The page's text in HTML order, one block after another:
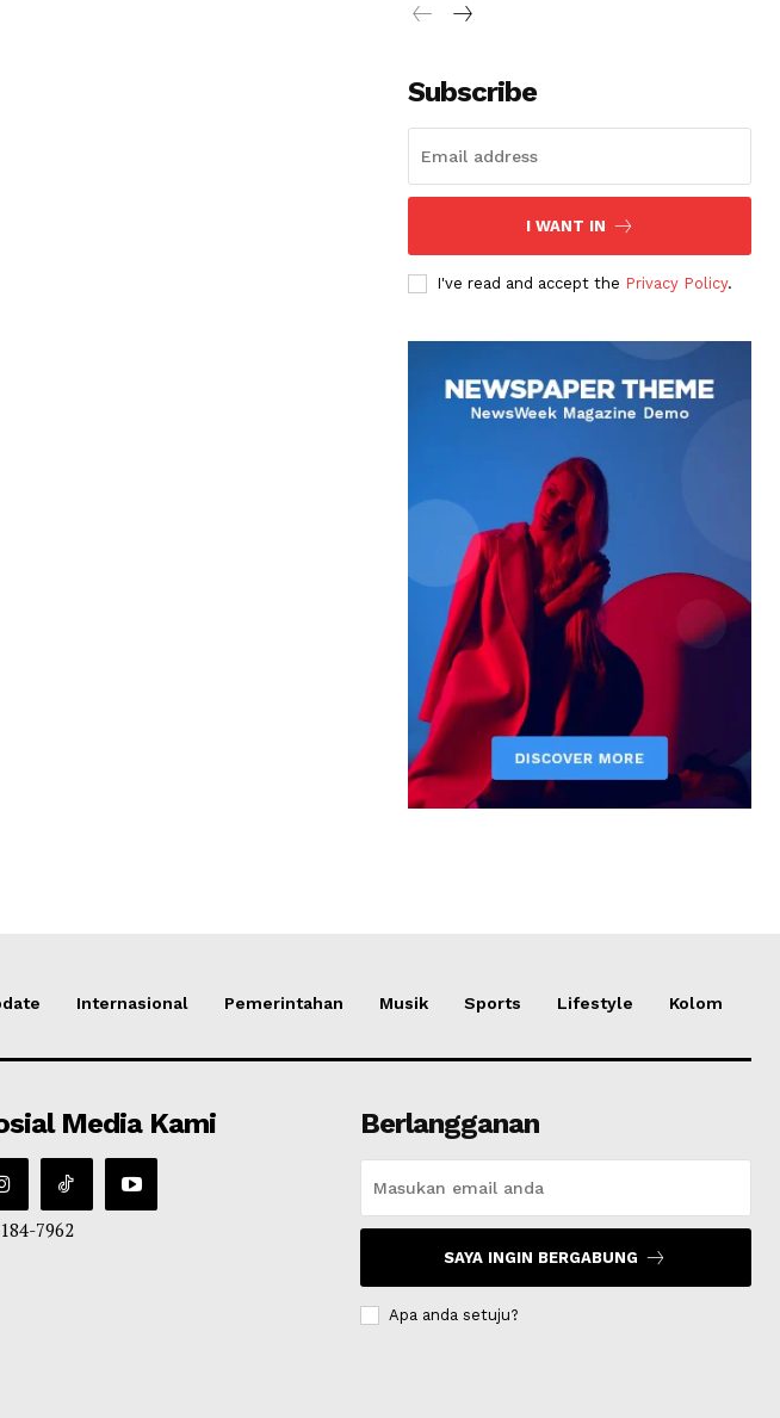
Subscribe
I WANT IN
I've read and accept the Privacy Policy.
Internasional Pemerintahan Musik Sports Lifestyle Kolom
Media Kami
7962
Berlangganan
SAYA INGIN BERGABUNG
Apa anda setuju?